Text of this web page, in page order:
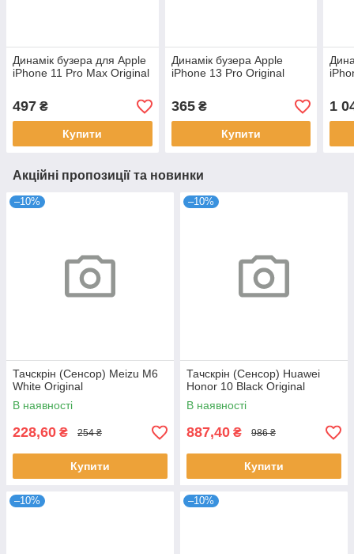
Динамік бузера для Apple
iPhone 11 Pro Max Original
497 ₴
Купити
Динамік бузера Apple
iPhone 13 Pro Original
365₴
Купити
1
Акційні пропозиції та новинки
–10%
Тачскрін (Сенсор) Meizu M6
White Original
В наявності
228,60 ₴ 254 ₴
Купити
–10%
Тачскрін (Сенсор) Huawei
Honor 10 Black Original
В наявності
887,40 ₴ 986 ₴
Купити
–10% –10%